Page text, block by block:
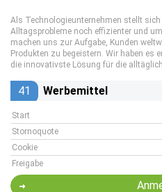
Als Technologieunternehmen stellt
Alltagsprobleme noch effizienter und
machen uns zur Aufgabe, Kunden
Produkten zu begeistern. Wir haben es
die innovativste Lösung für die
41 Werbemittel
Start
Stornoquote
Cookie
Freigabe